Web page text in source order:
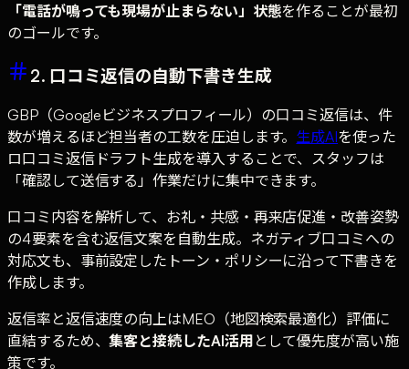
「電話が鳴っても現場が止まらない」状態を作ることが最初
のゴールです。
2. 口コミ返信の自動下書き生成
GBP（Googleビジネスプロフィール）の口コミ返信は、件
数が増えるほど担当者の工数を圧迫します。 生成AIを使った
ロ口コミ返信ドラフト生成を導入することで、スタッフは
「確認して送信する」作業だけに集中できます。
口コミ内容を解析して、お礼・共感・再来店促進・改善姿勢
の4要素を含む返信文案を自動生成。ネガティブ口コミへの
対応文も、事前設定したトーン・ポリシーに沿って下書きを
作成します。
返信率と返信速度の向上はMEO（地図検索最適化）評価に
直結するため、集客と接続したAI活用 として優先度が高い施
策です。